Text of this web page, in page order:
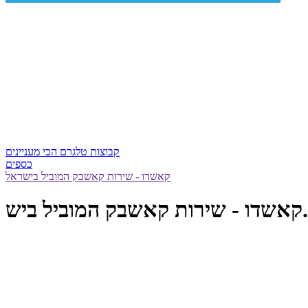
קבוצות טלגרם הכי מעניינים
כספים
קאשדו - שירות קאשבק המוביל בישראל
ביש...